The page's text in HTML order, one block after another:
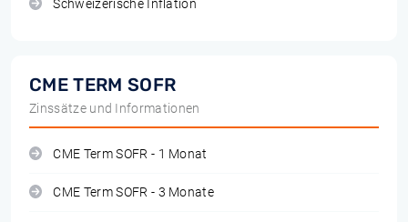
Schweizerische Inflation
CME TERM SOFR
Zinssätze und Informationen
CME Term SOFR - 1 Monat
CME Term SOFR - 3 Monate